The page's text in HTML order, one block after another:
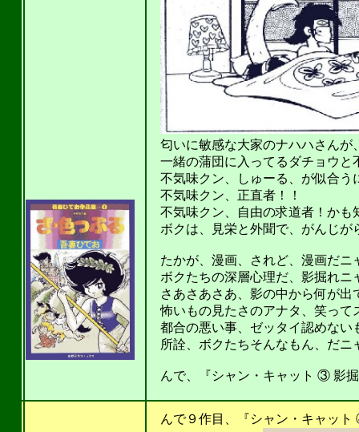
匂いに敏感な大家のナハハさんが
一緒の蒲団に入ってるダチョウと
不気味クン、しゅーる、が似合う
不気味クン、正直者！！
不気味クン、自由の求道者！かも
ボクは、見栄と外聞で、がんじが
たかが、漫画、されど、漫画だニ
ボクたちの深層心理だ、影掘れ
さあさあさあ、影の中から何が
怖いもの見たさのアナタ、笑って
都合の悪い事、ゼッタイ認めない
所詮、ボクたちそんなもん、だニ
んで、『シャン・キャット ③ 影
んで９作目、『シャン・キャット